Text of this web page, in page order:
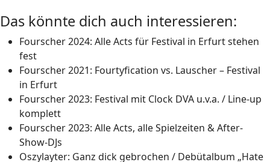
Das könnte dich auch interessieren:
Fourscher 2024: Alle Acts für Festival in Erfurt stehen
fest
Fourscher 2021: Fourtyfication vs. Lauscher – Festival
in Erfurt
Fourscher 2023: Festival mit Clock DVA u.v.a. / Line-up
komplett
Fourscher 2023: Alle Acts, alle Spielzeiten & After-
Show-DJs
Oszylayter: Ganz dick gebrochen / Debütalbum „Hate